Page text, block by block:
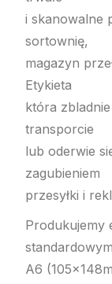
i skanowalne
sortownię,
magazyn
Etykieta
która
transporcie
lub oderwie
zagubieniem
przesyłki i
Produkujemy
A6